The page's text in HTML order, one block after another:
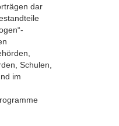
dar
Schulen,
im